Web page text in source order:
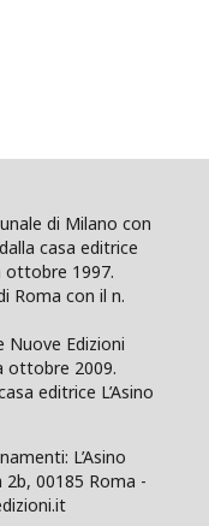
di Milano con
casa editrice
ottobre 1997.
Roma con il n.
Nuove Edizioni
ottobre 2009.
editrice L’Asino
L’Asino
2b, 00185 Roma -